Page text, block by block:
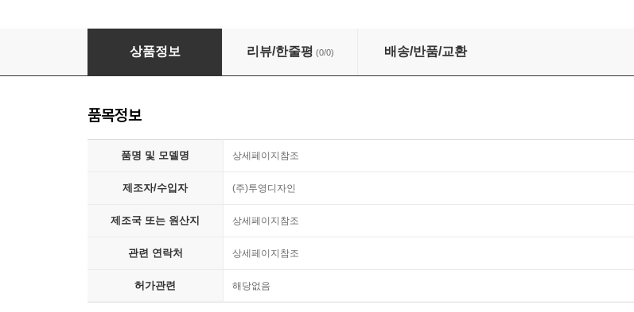
컬러 엘리트 2분의1 수학노트
상품정보 리뷰/한줄평 (0/0) 배송/반품/교환
품목정보
품명 및 모델명 상세페이지참조
제조자/수입자 (주)투영디자인
제조국 또는 원산지 상세페이지참조
관련 연락처 상세페이지참조
허가관련 해당없음